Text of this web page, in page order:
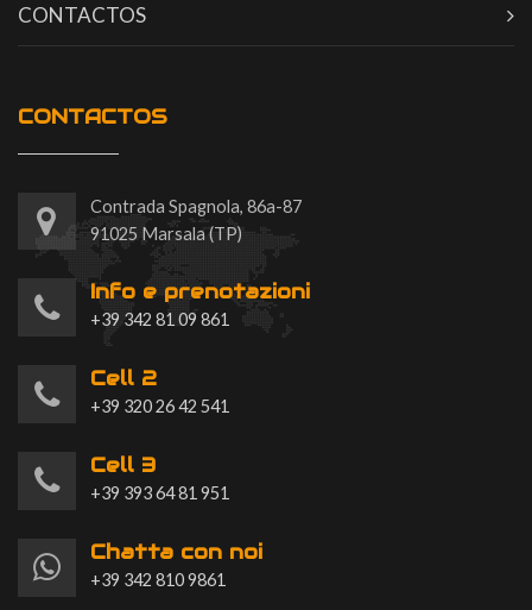
CONTACTOS
CONTACTOS
Contrada Spagnola, 86a-87
91025 Marsala (TP)
Info e prenotazioni
+39 342 81 09 861
Cell 2
+39 320 26 42 541
Cell 3
+39 393 64 81 951
Chatta con noi
+39 342 810 9861